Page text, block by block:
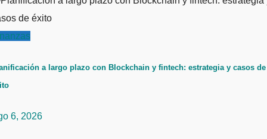
a largo plazo con Blockchain y fintech: estrategia y casos de
6, 2026